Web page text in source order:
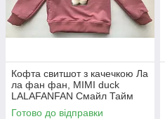
Кофта свитшот з качечкою Ла
ла фан фан, MIMI duck
LALAFANFAN Смайл Тайм
SmileTime
Готово до відправки